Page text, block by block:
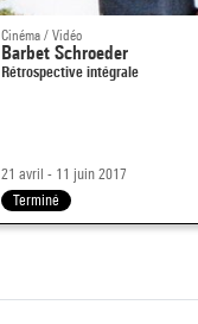
Cinéma / Vidéo
Barbet Schroeder
Rétrospective intégrale
21 avril - 11 juin 2017
Terminé